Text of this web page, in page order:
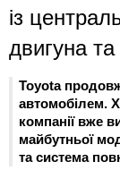
із
двигуна
Toyota
автомобілем.
компанії вже
майбутньої
та система